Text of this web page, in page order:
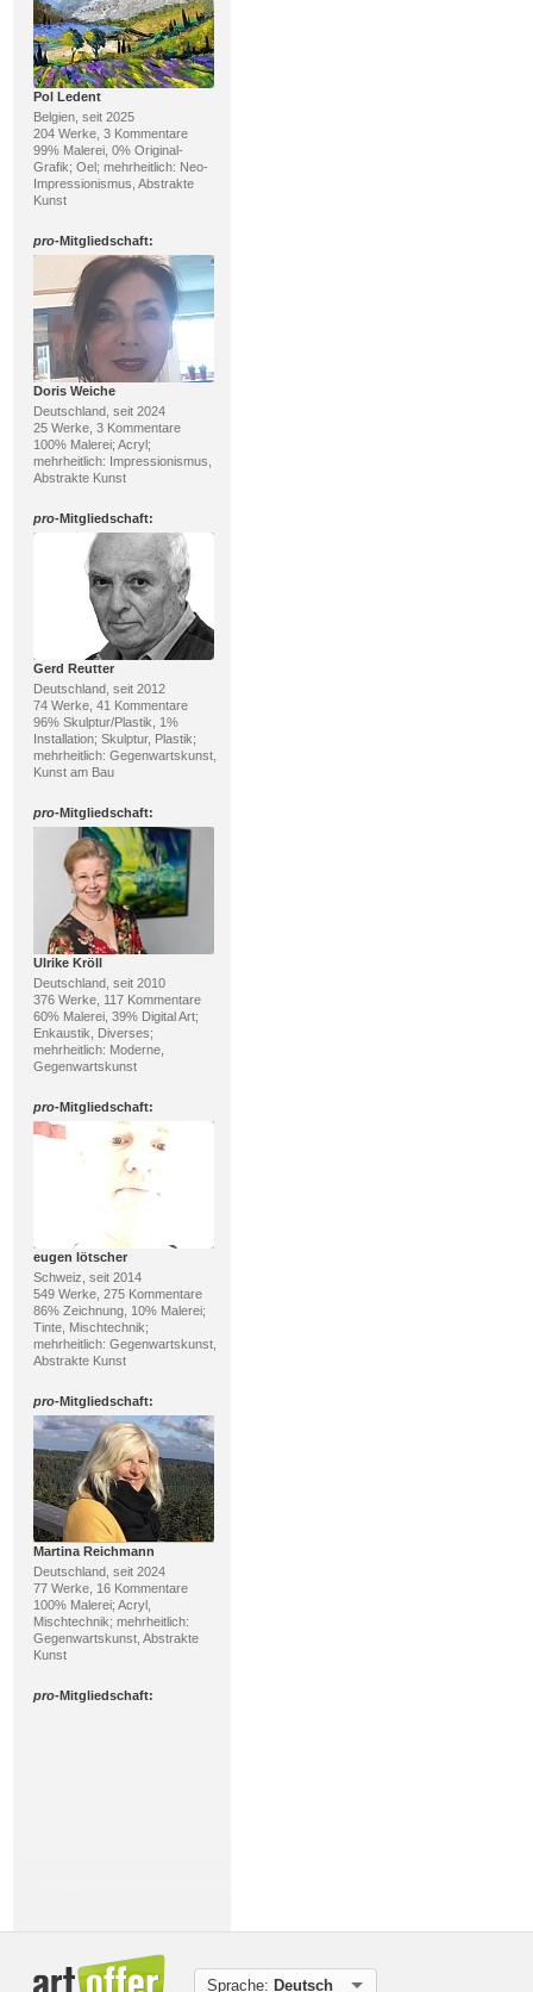
Pol Ledent
Belgien, seit 2025
204 Werke, 3 Kommentare
99% Malerei, 0% Original-
Grafik; Oel; mehrheitlich: Neo-
Impressionismus, Abstrakte
Kunst
pro-Mitgliedschaft:
Doris Weiche
Deutschland, seit 2024
25 Werke, 3 Kommentare
100% Malerei; Acryl;
mehrheitlich: Impressionismus,
Abstrakte Kunst
pro-Mitgliedschaft:
Gerd Reutter
Deutschland, seit 2012
74 Werke, 41 Kommentare
96% Skulptur/Plastik, 1%
Installation; Skulptur, Plastik;
mehrheitlich: Gegenwartskunst,
Kunst am Bau
pro-Mitgliedschaft:
Ulrike Kröll
Deutschland, seit 2010
376 Werke, 117 Kommentare
60% Malerei, 39% Digital Art;
Enkaustik, Diverses;
mehrheitlich: Moderne,
Gegenwartskunst
pro-Mitgliedschaft:
eugen lötscher
Schweiz, seit 2014
549 Werke, 275 Kommentare
86% Zeichnung, 10% Malerei;
Tinte, Mischtechnik;
mehrheitlich: Gegenwartskunst,
Abstrakte Kunst
pro-Mitgliedschaft:
Martina Reichmann
Deutschland, seit 2024
77 Werke, 16 Kommentare
100% Malerei; Acryl,
Mischtechnik; mehrheitlich:
Gegenwartskunst, Abstrakte
Kunst
pro-Mitgliedschaft:
63% Malerei, 23% Zeichnung;
Acryl, Kreide; mehrheitlich:
Gegenwartskunst, Realismus
Sprache: Deutsch